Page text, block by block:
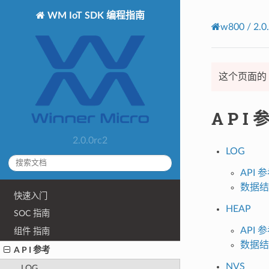
WM IoT SDK 编程指南
2.0.0rc2
快速入门
SOC 指南
组件 指南
A P I 参考
w800 /
这个页面的
A P I
LOG
API 参
数据
HEAP
API 参
数据
NVS